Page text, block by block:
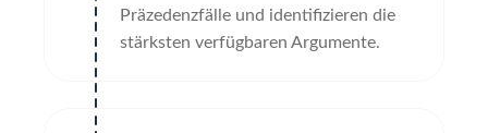
Präzedenzfälle und identifizieren die
stärksten verfügbaren Argumente.